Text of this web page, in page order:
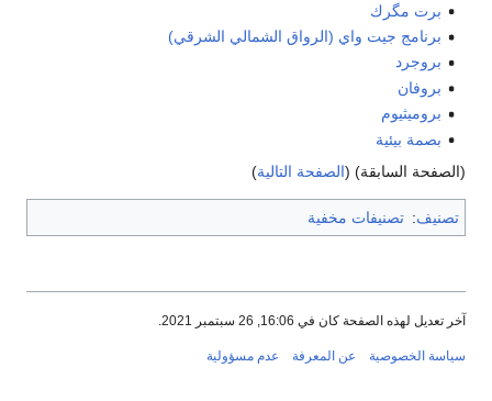
برت مگرك
برنامج جيت واي (الرواق الشمالي الشرقي)
بروجرد
بروفان
بروميثيوم
بصمة بيئية
(الصفحة السابقة) (الصفحة التالية)
تصنيف: تصنيفات مخفية
آخر تعديل لهذه الصفحة كان في 16:06, 26 سبتمبر 2021.
سياسة الخصوصية عن المعرفة عدم مسؤولية